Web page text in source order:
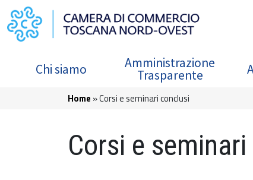
Salta al contenuto principale
Navigazione principale
Chi siamo Amministrazione
Trasparente
Briciole di pane
Home Corsi e seminari conclusi
Corsi e